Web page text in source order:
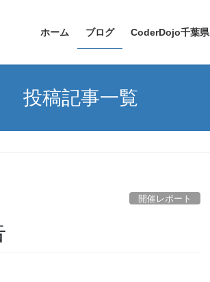
ホーム ブログ CoderDojo千葉県
投稿記事一覧
開催レポート